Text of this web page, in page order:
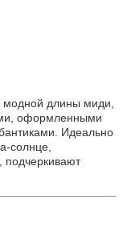
модной длины миди,
оформленными
Идеально
солнце,